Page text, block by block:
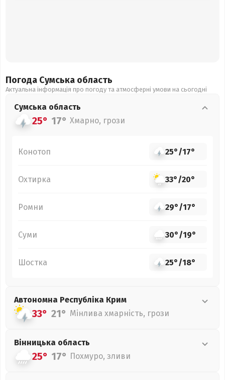
Погода Сумська область
Актуальна інформація про погоду та атмосферні умови на сьогодні
Сумська область
25° 17° Хмарно, грози
Конотоп 25°/17°
Охтирка 33°/20°
Ромни 29°/17°
Суми 30°/19°
Шостка 25°/18°
Автономна Республіка Крим
33° 21° Мінлива хмарність, грози
Вінницька область
25° 17° Похмуро, зливи